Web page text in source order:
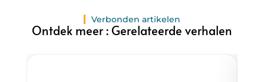
Verbonden artikelen
Ontdek meer : Gerelateerde verhalen